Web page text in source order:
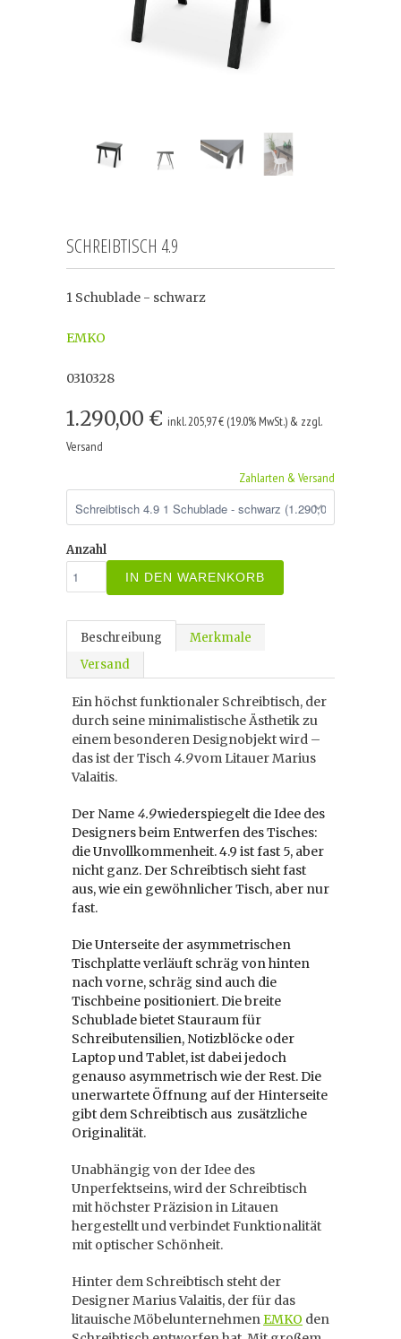
SCHREIBTISCH 4.9
1 Schublade - schwarz
EMKO
0310328
1.290,00 € inkl. 205,97 € (19.0% MwSt.) & zzgl.
Versand
Zahlarten & Versand
Anzahl
IN DEN WARENKORB
Beschreibung
Merkmale
Versand
Ein höchst funktionaler Schreibtisch, der
durch seine minimalistische Ästhetik zu
einem besonderen Designobjekt wird –
das ist der Tisch 4.9vom Litauer Marius
Valaitis.
Der Name 4.9wiederspiegelt die Idee des
Designers beim Entwerfen des Tisches:
die Unvollkommenheit. 4.9 ist fast 5, aber
nicht ganz. Der Schreibtisch sieht fast
aus, wie ein gewöhnlicher Tisch, aber nur
fast.
Die Unterseite der asymmetrischen
Tischplatte verläuft schräg von hinten
nach vorne, schräg sind auch die
Tischbeine positioniert. Die breite
Schublade bietet Stauraum für
Schreibutensilien, Notizblöcke oder
Laptop und Tablet, ist dabei jedoch
genauso asymmetrisch wie der Rest. Die
unerwartete Öffnung auf der Hinterseite
gibt dem Schreibtisch aus zusätzliche
Originalität.
Unabhängig von der Idee des
Unperfektseins, wird der Schreibtisch
mit höchster Präzision in Litauen
hergestellt und verbindet Funktionalität
mit optischer Schönheit.
Hinter dem Schreibtisch steht der
Designer Marius Valaitis, der für das
litauische MöbelunternehmenEMKO den